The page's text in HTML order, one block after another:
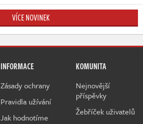
VÍCE NOVINEK
INFORMACE
Zásady ochrany
Pravidla užívání
Jak hodnotíme
KOMUNITA
Nejnovější
příspěvky
Žebříček uživatelů